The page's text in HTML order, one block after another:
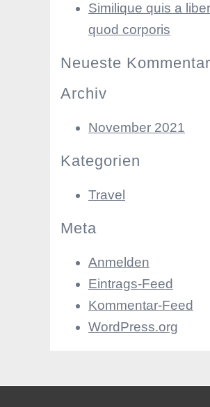
Similique quis a
quod corporis
Neueste
Archiv
November 2021
Kategorien
Travel
Meta
Anmelden
Eintrags-Feed
Kommentar-Feed
WordPress.org